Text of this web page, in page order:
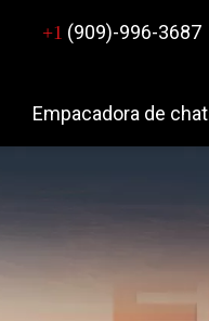
+1 (909)-996-3687
Empacadora de